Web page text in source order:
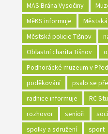
MAS Brána Vysočiny
MěKS informuje
Městská policie Tišnov
Oblastní charita Tišnov
Podhorácké muzeum v
poděkování
psalo se
radnice informuje
RC
rozhovor
senioři
spolky a sdružení
sport